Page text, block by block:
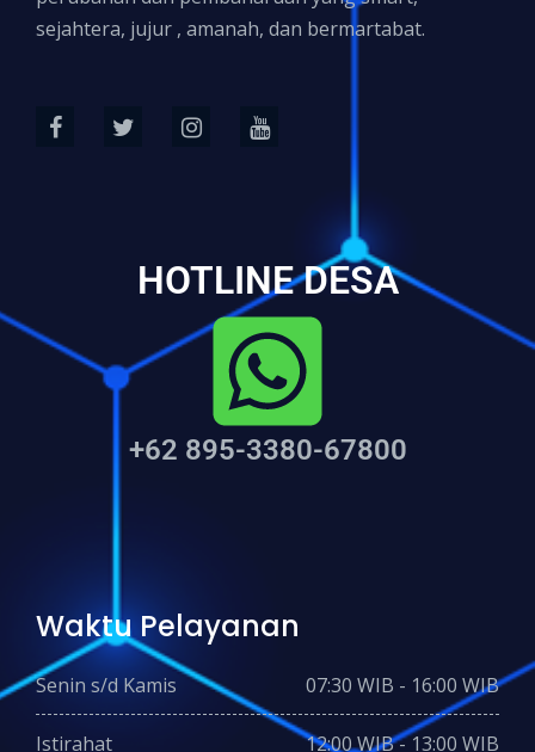
sejahtera, jujur , amanah, dan bermartabat.
HOTLINE DESA
+62 895-3380-67800
Waktu Pelayanan
Senin s/d Kamis 07:30 WIB - 16:00 WIB
Istirahat 12:00 WIB - 13:00 WIB